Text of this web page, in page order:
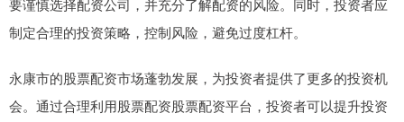
要谨慎选择配资公司，并充分了解配资的风险。同时，投资者应
制定合理的投资策略，控制风险，避免过度杠杆。
永康市的股票配资市场蓬勃发展，为投资者提供了更多的投资机
会。通过合理利用股票配资股票配资平台，投资者可以提升投资